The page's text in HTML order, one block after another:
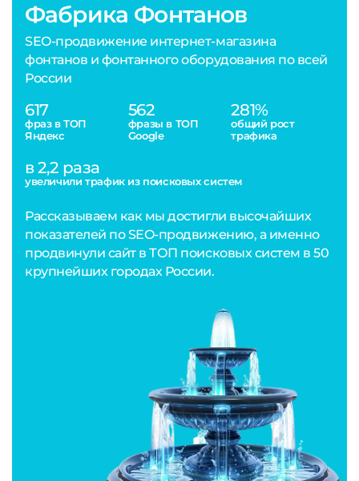
Фабрика Фонтанов
SEO-продвижение интернет-магазина
фонтанов и фонтанного оборудования по всей
России
617
фраз в ТОП
Яндекс
562
фразы в ТОП
Google
281%
общий рост
трафика
в 2,2 раза
увеличили трафик из поисковых систем
Рассказываем как мы достигли высочайших
показателей по SEO-продвижению, а именно
продвинули сайт в ТОП поисковых систем в 50
крупнейших городах России.